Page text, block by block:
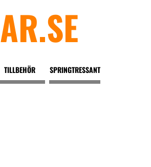
TILLBEHÖR SPRINGTRESSANT